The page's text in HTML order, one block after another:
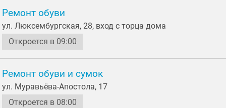
Ремонт обуви
ул. Люксембургская, 28, вход с торца дома
Откроется в 09:00
Ремонт обуви и сумок
ул. Муравьёва-Апостола, 17
Откроется в 08:00